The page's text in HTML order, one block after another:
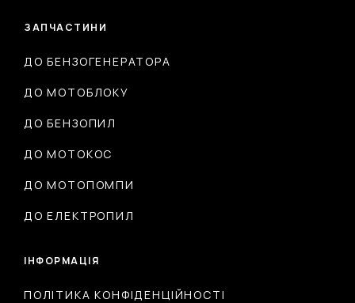
ЗАПЧАСТИНИ
ДО БЕНЗОГЕНЕРАТОРА
ДО МОТОБЛОКУ
ДО БЕНЗОПИЛ
ДО МОТОКОС
ДО МОТОПОМПИ
ДО ЕЛЕКТРОПИЛ
ІНФОРМАЦІЯ
ПОЛІТИКА КОНФІДЕНЦІЙНОСТІ